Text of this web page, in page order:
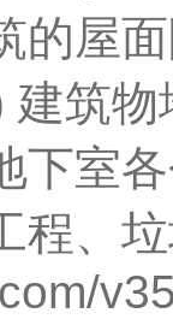
的屋
筑
下室
程、